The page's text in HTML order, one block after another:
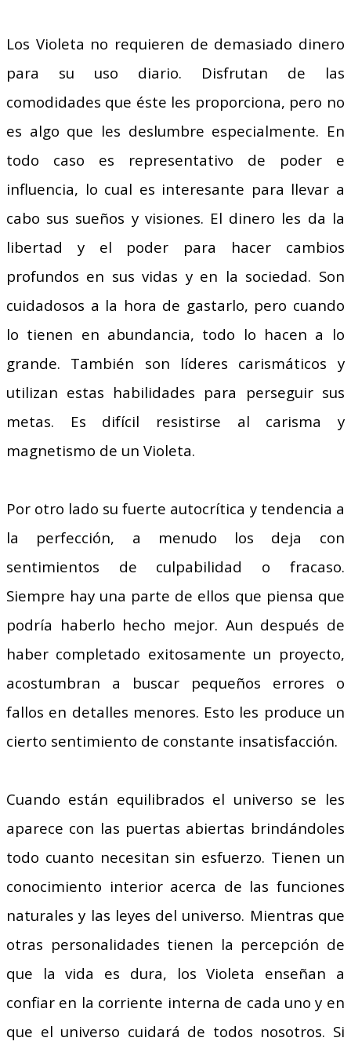
Los Violeta no requieren de demasiado dinero
para su uso diario. Disfrutan de las
comodidades que éste les proporciona, pero no
es algo que les deslumbre especialmente. En
todo caso es representativo de poder e
influencia, lo cual es interesante para llevar a
cabo sus sueños y visiones. El dinero les da la
libertad y el poder para hacer cambios
profundos en sus vidas y en la sociedad. Son
cuidadosos a la hora de gastarlo, pero cuando
lo tienen en abundancia, todo lo hacen a lo
grande. También son líderes carismáticos y
utilizan estas habilidades para perseguir sus
metas. Es difícil resistirse al carisma y
magnetismo de un Violeta.
Por otro lado su fuerte autocrítica y tendencia a
la perfección, a menudo los deja con
sentimientos de culpabilidad o fracaso.
Siempre hay una parte de ellos que piensa que
podría haberlo hecho mejor. Aun después de
haber completado exitosamente un proyecto,
acostumbran a buscar pequeños errores o
fallos en detalles menores. Esto les produce un
cierto sentimiento de constante insatisfacción.
Cuando están equilibrados el universo se les
aparece con las puertas abiertas brindándoles
todo cuanto necesitan sin esfuerzo. Tienen un
conocimiento interior acerca de las funciones
naturales y las leyes del universo. Mientras que
otras personalidades tienen la percepción de
que la vida es dura, los Violeta enseñan a
confiar en la corriente interna de cada uno y en
que el universo cuidará de todos nosotros. Si